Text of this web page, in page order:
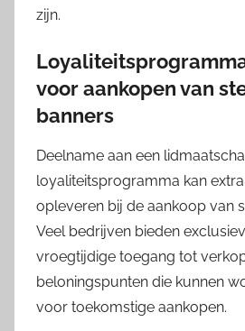
zijn.
voor aankopen van
banners
Deelname aan een
loyaliteitsprogramma kan
opleveren bij de aankoop van
Veel bedrijven bieden
vroegtijdige toegang tot
beloningspunten die kunnen
voor toekomstige aankopen.